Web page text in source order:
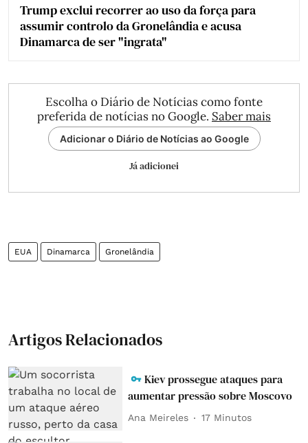
Trump exclui recorrer ao uso da força para
assumir controlo da Gronelândia e acusa
Dinamarca de ser "ingrata"
Escolha o Diário de Notícias como fonte
preferida de notícias no Google. Saber mais
Adicionar o Diário de Notícias ao Google
Já adicionei
EUA Dinamarca Gronelândia
Artigos Relacionados
Kiev prossegue ataques para
aumentar pressão sobre Moscovo
Ana Meireles 17 Minutos